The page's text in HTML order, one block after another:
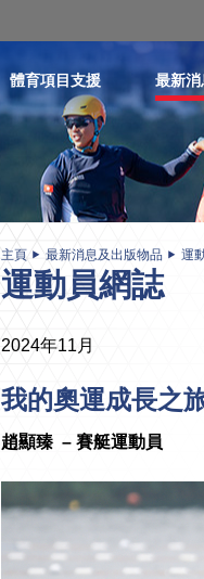
體育項目支援 最新
主頁 最新消息及出版物品 運
運動員網誌
2024年11月
我的奧運成長之
趙顯臻 – 賽艇運動員